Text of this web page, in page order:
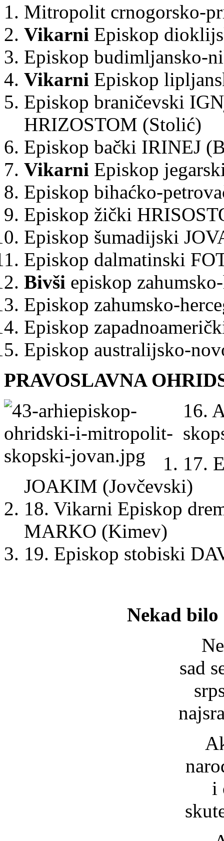
Mitropolit crnogorsko-
Vikarni Episkop
Episkop budimljansko-
Vikarni Episkop
Episkop braničevski
HRIZOSTOM (Stolić)
Episkop bački IRINEJ
Vikarni Episkop
Episkop bihaćko-
Episkop žički
Episkop šumadijski
Episkop dalmatinski
Bivši episkop
Episkop zahumsko-
Episkop
Episkop australijsko-
PRAVOSLAVNA
16.
17.
JOAKIM (Jovčevski)
18. Vikarni Episkop
MARKO (Kimev)
19. Episkop stobiski
Nekad bilo
sad
i